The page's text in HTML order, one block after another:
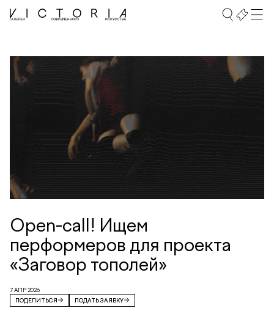
Open-call! Ищем
перформеров для проекта
«Заговор тополей»
7 АПР 2026
ПОДЕЛИТЬСЯ
ПОДАТЬ ЗАЯВКУ